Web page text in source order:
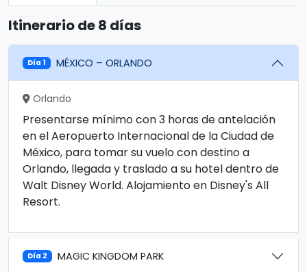
Itinerario de 8 días
Día 1 MÉXICO – ORLANDO
Orlando
Presentarse mínimo con 3 horas de antelación
en el Aeropuerto Internacional de la Ciudad de
México, para tomar su vuelo con destino a
Orlando, llegada y traslado a su hotel dentro de
Walt Disney World. Alojamiento en Disney's All
Resort.
Día 2 MAGIC KINGDOM PARK